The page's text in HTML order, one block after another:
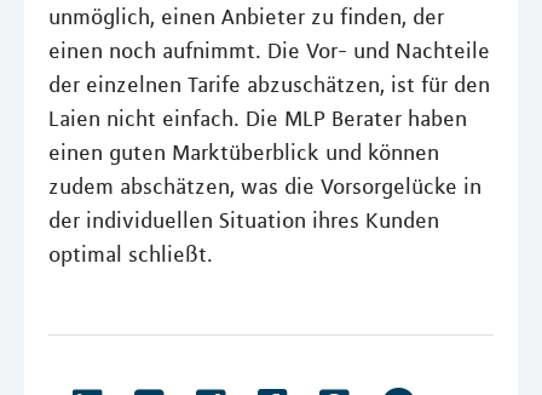
unmöglich, einen Anbieter zu finden, der
einen noch aufnimmt. Die Vor- und Nachteile
der einzelnen Tarife abzuschätzen, ist für den
Laien nicht einfach. Die MLP Berater haben
einen guten Marktüberblick und können
zudem abschätzen, was die Vorsorgelücke in
der individuellen Situation ihres Kunden
optimal schließt.